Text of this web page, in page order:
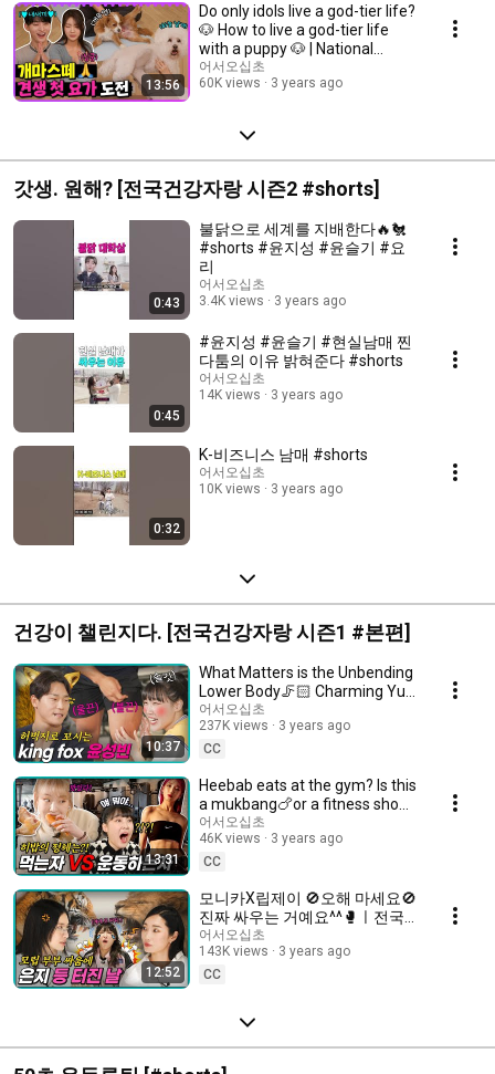
13:56
Do only idols live a god-tier life?
🐶 How to live a god-tier life
with a puppy 🐶 | National
Healt...
어서오십초
60K views
3 years ago
갓생. 원해? [전국건강자랑 시즌2 #shorts]
0:43
불닭으로 세계를 지배한다🔥🐔
#shorts #윤지성 #윤슬기 #요
리
어서오십초
3.4K views
3 years ago
0:45
#윤지성 #윤슬기 #현실남매 찐
다툼의 이유 밝혀준다 #shorts
어서오십초
14K views
3 years ago
0:32
K-비즈니스 남매 #shorts
어서오십초
10K views
3 years ago
건강이 챌린지다. [전국건강자랑 시즌1 #본편]
10:37
What Matters is the Unbending
Lower Body🦵🏻 Charming Yun
Sung-Bin | National Health
Contest EP.08
어서오십초
237K views
3 years ago
CC
13:31
Heebab eats at the gym? Is this
a mukbang🍗or a fitness show?
🏋ㅣNational Health Contest
EP.07
어서오십초
46K views
3 years ago
CC
12:52
모니카X립제이 🚫오해 마세요🚫
진짜 싸우는 거예요^^🥊ㅣ전국건
강자랑 EP.06
어서오십초
143K views
3 years ago
CC